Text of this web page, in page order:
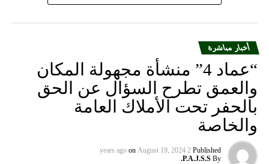
أخبار مباشرة
“عماد 4” منشأة مجهولة المكان
والعمق تطرح السؤال عن الحق
بالحفر تحت الأملاك العامة
والخاصة
Published
2 years ago
on August 19, 2024
By
P.A.J.S.S.